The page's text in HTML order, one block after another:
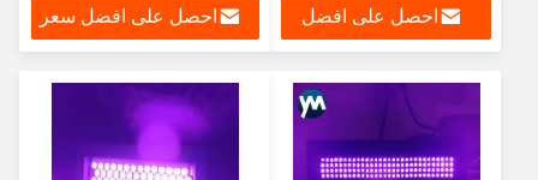
احصل على افضل
احصل على افضل سعر